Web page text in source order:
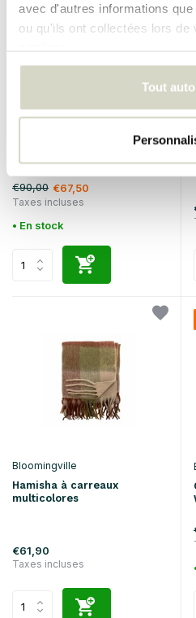
avec d'autres informations
ou qu'ils ont collectées lors de
Tout
€90,00 €67,50
Taxes incluses
• En stock
Bloomingville
Hamisha à carreaux
multicolores
€61,90
Taxes incluses